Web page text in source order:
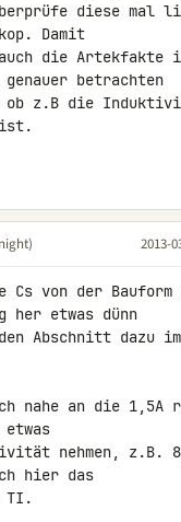
diese mal
Damit
die Artekfakte
genauer betrachten
ob z.B die
ist.
2013-
Cs von der Bauform
her etwas dünn
Abschnitt dazu
nahe an die
nehmen, z.B.
hier das
TI.